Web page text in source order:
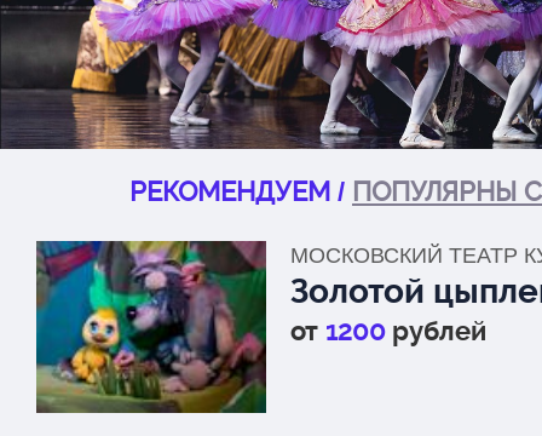
РЕКОМЕНДУЕМ / ПОПУЛЯРНЫ
МОСКОВСКИЙ ТЕАТР
Золотой
от 1200 рублей